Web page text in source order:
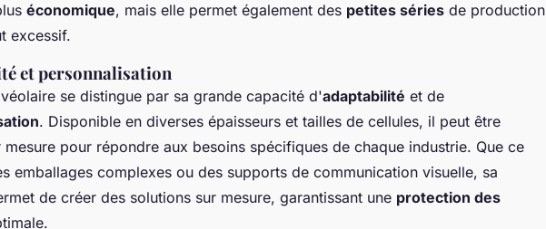
économique, mais elle permet également des petites séries de production
excessif.
et personnalisation
se distingue par sa grande capacité d'adaptabilité et de
. Disponible en diverses épaisseurs et tailles de cellules, il peut être
mesure pour répondre aux besoins spécifiques de chaque industrie. Que ce
emballages complexes ou des supports de communication visuelle, sa
de créer des solutions sur mesure, garantissant une protection des